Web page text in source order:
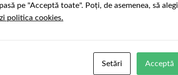
pe "Acceptă toate". Poți, de asemenea, să alegi
politica cookies.
Setări Acceptă